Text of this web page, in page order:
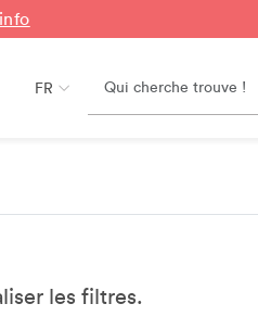
FR
les filtres.